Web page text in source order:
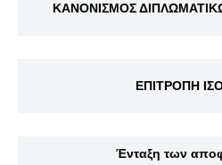
ΚΑΝΟΝΙΣΜΟΣ
ΕΠΙΤΡΟΠΗ
Ένταξη των